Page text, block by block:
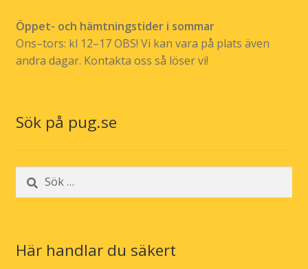
Öppet- och hämtningstider i sommar
Ons–tors: kl 12–17 OBS! Vi kan vara på plats även
andra dagar. Kontakta oss så löser vi!
Sök på pug.se
Sök
efter:
Här handlar du säkert